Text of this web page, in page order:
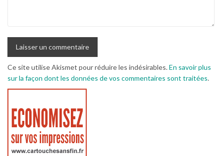
Ce site utilise Akismet pour réduire les indésirables.En savoir plus
sur la façon dont les données de vos commentaires sont traitées.